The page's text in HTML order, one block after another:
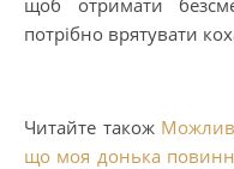
потрібно врятувати
Читайте також
що моя донька